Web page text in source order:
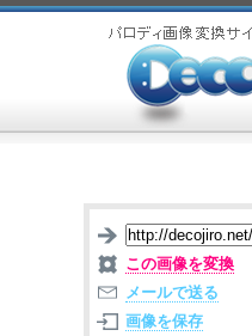
この画像を変換
メールで送る
画像を保存